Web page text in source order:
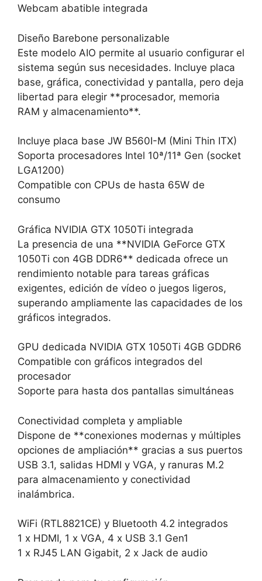
Webcam abatible integrada
Diseño Barebone personalizable
Este modelo AIO permite al usuario configurar el
sistema según sus necesidades. Incluye placa
base, gráfica, conectividad y pantalla, pero deja
libertad para elegir **procesador, memoria
RAM y almacenamiento**.
Incluye placa base JW B560I-M (Mini Thin ITX)
Soporta procesadores Intel 10ª/11ª Gen (socket
LGA1200)
Compatible con CPUs de hasta 65W de
consumo
Gráfica NVIDIA GTX 1050Ti integrada
La presencia de una **NVIDIA GeForce GTX
1050Ti con 4GB DDR6** dedicada ofrece un
rendimiento notable para tareas gráficas
exigentes, edición de vídeo o juegos ligeros,
superando ampliamente las capacidades de los
gráficos integrados.
GPU dedicada NVIDIA GTX 1050Ti 4GB GDDR6
Compatible con gráficos integrados del
procesador
Soporte para hasta dos pantallas simultáneas
Conectividad completa y ampliable
Dispone de **conexiones modernas y múltiples
opciones de ampliación** gracias a sus puertos
USB 3.1, salidas HDMI y VGA, y ranuras M.2
para almacenamiento y conectividad
inalámbrica.
WiFi (RTL8821CE) y Bluetooth 4.2 integrados
1 x HDMI, 1 x VGA, 4 x USB 3.1 Gen1
1 x RJ45 LAN Gigabit, 2 x Jack de audio